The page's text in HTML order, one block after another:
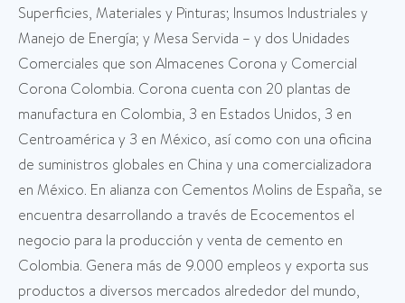
Superficies, Materiales y Pinturas; Insumos Industriales y
Manejo de Energía; y Mesa Servida – y dos Unidades
Comerciales que son Almacenes Corona y Comercial
Corona Colombia. Corona cuenta con 20 plantas de
manufactura en Colombia, 3 en Estados Unidos, 3 en
Centroamérica y 3 en México, así como con una oficina
de suministros globales en China y una comercializadora
en México. En alianza con Cementos Molins de España, se
encuentra desarrollando a través de Ecocementos el
negocio para la producción y venta de cemento en
Colombia. Genera más de 9.000 empleos y exporta sus
productos a diversos mercados alrededor del mundo,